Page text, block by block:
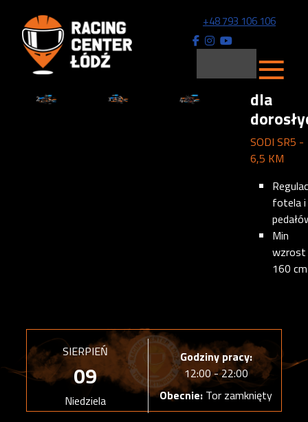
+48 793 106 106
≡
SIERPIEŃ
09
Niedziela
Godziny pracy:
12:00 - 22:00
Obecnie: Tor zamknięty
dla
SODI SR5 -
6,5 KM
fotela i
Min
wzrost
160 cm